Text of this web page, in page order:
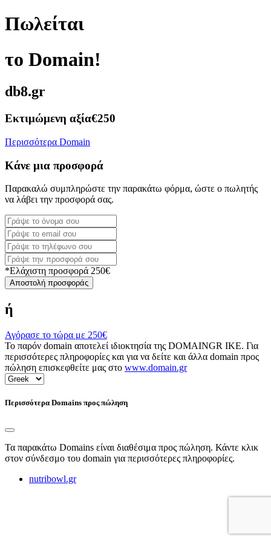
Πωλείται
το Domain!
db8.gr
Εκτιμώμενη αξία€250
Περισσότερα Domain
Κάνε μια προσφορά
Παρακαλώ συμπληρώστε την παρακάτω φόρμα, ώστε ο πωλητής
να λάβει την προσφορά σας.
*Ελάχιστη προσφορά 250€
Αποστολή προσφοράς
ή
Αγόρασε το τώρα με 250€
Το παρόν domain αποτελεί ιδιοκτησία της DOMAINGR ΙΚΕ. Για
περισσότερες πληροφορίες και για να δείτε και άλλα domain προς
πώληση επισκεφθείτε μας στο www.domain.gr
Περισσότερα Domains προς πώληση
Τα παρακάτω Domains είναι διαθέσιμα προς πώληση. Κάντε κλικ
στον σύνδεσμο του domain για περισσότερες πληροφορίες.
nutribowl.gr